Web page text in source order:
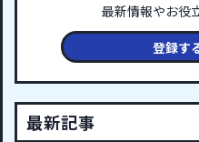
最新情報やお役
登録す
最新記事